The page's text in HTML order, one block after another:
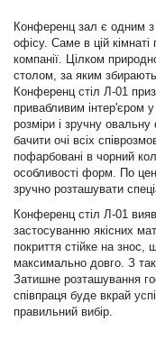
Конференц зал є одним з
офісу. Саме в цій
компанії. Цілком
столом, за яким
Конференц стіл Л-01
привабливим інтер'єром
розміри і зручну
бачити очі всіх
пофарбовані в чорний
особливості форм. По
зручно розташувати
Конференц стіл Л-01
застосуванню якісних
покриття стійке на
максимально довго. З
Затишне розташування
співпраця буде вкрай
правильний вибір.